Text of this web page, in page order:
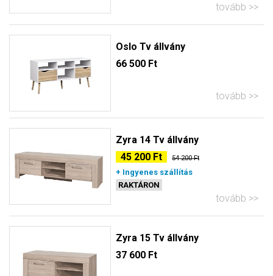
tovább
Oslo Tv állvány
66 500 Ft
tovább
Zyra 14 Tv állvány
45 200 Ft
54 200 Ft
+ Ingyenes szállítás
RAKTÁRON
tovább
Zyra 15 Tv állvány
37 600 Ft